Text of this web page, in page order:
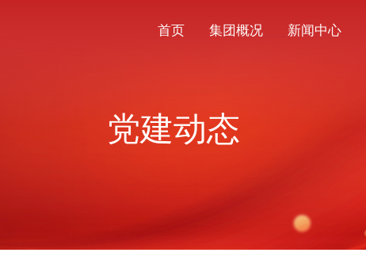
首页 集团概况 新闻中心
党建动态